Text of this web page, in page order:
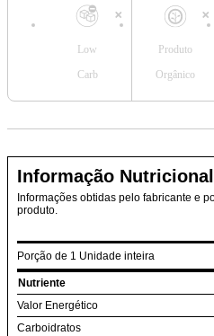
Low
Carb
Produto
Orgânico
Informação Nutricional
Informações obtidas pelo fabricante e
produto.
Porção de 1 Unidade inteira
Nutriente
Valor Energético
Carboidratos